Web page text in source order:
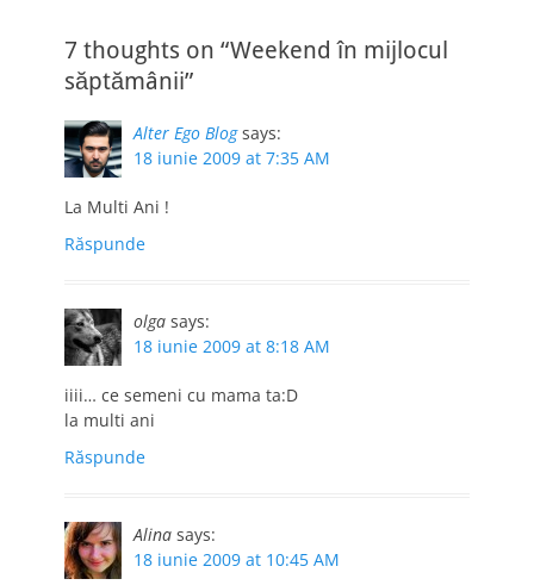
7 thoughts on “Weekend în mijlocul
săptămânii”
Alter Ego Blog says:
18 iunie 2009 at 7:35 AM
La Multi Ani !
Răspunde
olga says:
18 iunie 2009 at 8:18 AM
iiii… ce semeni cu mama ta:D
la multi ani
Răspunde
Alina says:
18 iunie 2009 at 10:45 AM